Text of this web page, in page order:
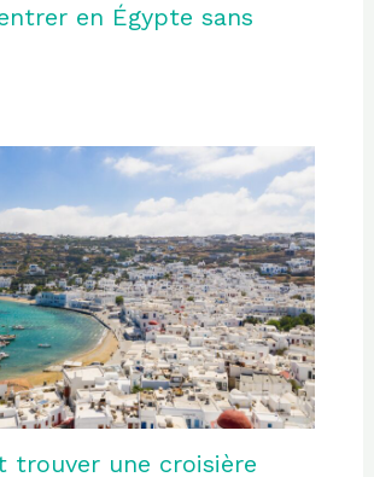
en Égypte sans
trouver une croisière